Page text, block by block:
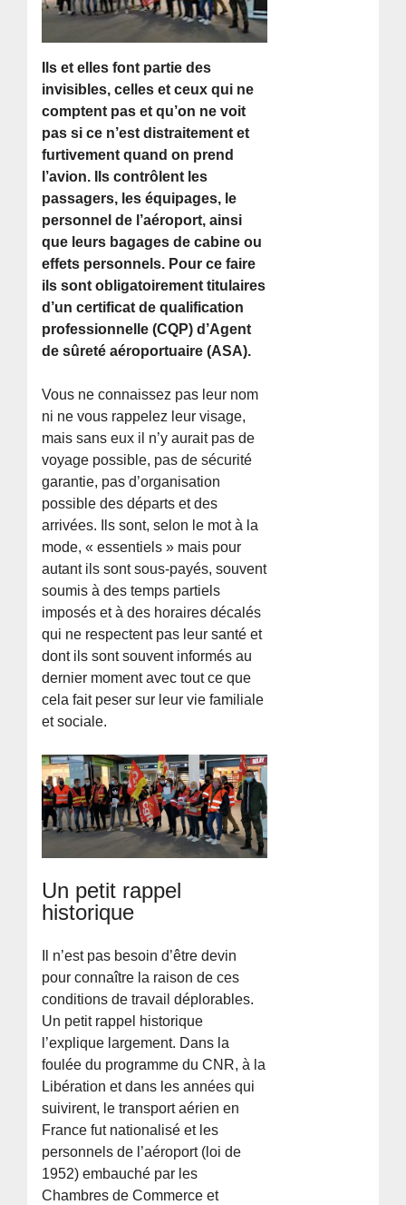
Ils et elles font partie des
invisibles, celles et ceux qui ne
comptent pas et qu’on ne voit
pas si ce n’est distraitement et
furtivement quand on prend
l’avion. Ils contrôlent les
passagers, les équipages, le
personnel de l’aéroport, ainsi
que leurs bagages de cabine ou
effets personnels. Pour ce faire
ils sont obligatoirement titulaires
d’un certificat de qualification
professionnelle (CQP) d’Agent
de sûreté aéroportuaire (ASA).
Vous ne connaissez pas leur nom
ni ne vous rappelez leur visage,
mais sans eux il n’y aurait pas de
voyage possible, pas de sécurité
garantie, pas d’organisation
possible des départs et des
arrivées. Ils sont, selon le mot à la
mode, « essentiels » mais pour
autant ils sont sous-payés, souvent
soumis à des temps partiels
imposés et à des horaires décalés
qui ne respectent pas leur santé et
dont ils sont souvent informés au
dernier moment avec tout ce que
cela fait peser sur leur vie familiale
et sociale.
Un petit rappel
historique
Il n’est pas besoin d’être devin
pour connaître la raison de ces
conditions de travail déplorables.
Un petit rappel historique
l’explique largement. Dans la
foulée du programme du CNR, à la
Libération et dans les années qui
suivirent, le transport aérien en
France fut nationalisé et les
personnels de l’aéroport (loi de
1952) embauché par les
Chambres de Commerce et